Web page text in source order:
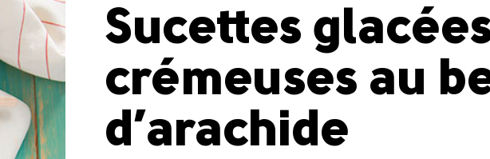
Sucettes
crémeuses au
d’arachide